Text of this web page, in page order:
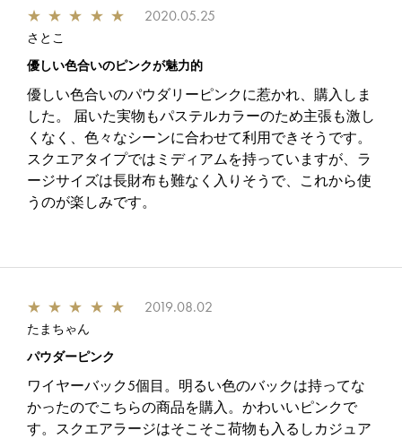
★ ★ ★ ★ ★ 2020.05.25
さとこ
優しい色合いのピンクが魅力的
優しい色合いのパウダリーピンクに惹かれ、購入しま
した。 届いた実物もパステルカラーのため主張も激し
くなく、色々なシーンに合わせて利用できそうです。
スクエアタイプではミディアムを持っていますが、ラ
ージサイズは長財布も難なく入りそうで、これから使
うのが楽しみです。
★ ★ ★ ★ ★ 2019.08.02
たまちゃん
パウダーピンク
ワイヤーバック5個目。明るい色のバックは持ってな
かったのでこちらの商品を購入。かわいいピンクで
す。スクエアラージはそこそこ荷物も入るしカジュア